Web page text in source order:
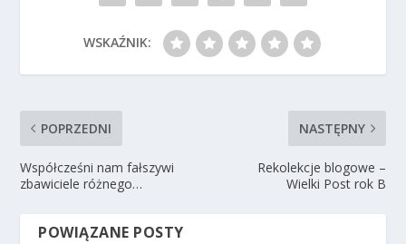
WSKAŹNIK:
POPRZEDNI
Współcześni nam fałszywi
zbawiciele różnego…
NASTĘPNY
Rekolekcje blogowe –
Wielki Post rok B
POWIĄZANE POSTY